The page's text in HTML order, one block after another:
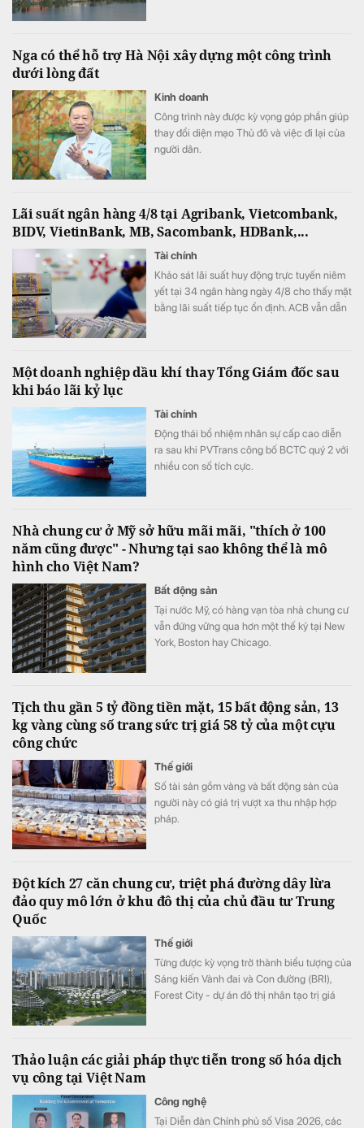
Nga có thể hỗ trợ Hà Nội xây dựng một công trình
dưới lòng đất
Kinh doanh
Công trình này được kỳ vọng góp phần giúp
thay đổi diện mạo Thủ đô và việc đi lại của
người dân.
Lãi suất ngân hàng 4/8 tại Agribank, Vietcombank,
BIDV, VietinBank, MB, Sacombank, HDBank,...
Tài chính
Khảo sát lãi suất huy động trực tuyến niêm
yết tại 34 ngân hàng ngày 4/8 cho thấy mặt
bằng lãi suất tiếp tục ổn định. ACB vẫn dẫn
Một doanh nghiệp dầu khí thay Tổng Giám đốc sau
khi báo lãi kỷ lục
Tài chính
Động thái bổ nhiệm nhân sự cấp cao diễn
ra sau khi PVTrans công bố BCTC quý 2 với
nhiều con số tích cực.
Nhà chung cư ở Mỹ sở hữu mãi mãi, "thích ở 100
năm cũng được" - Nhưng tại sao không thể là mô
hình cho Việt Nam?
Bất động sản
Tại nước Mỹ, có hàng vạn tòa nhà chung cư
vẫn đứng vững qua hơn một thế kỷ tại New
York, Boston hay Chicago.
Tịch thu gần 5 tỷ đồng tiền mặt, 15 bất động sản, 13
kg vàng cùng số trang sức trị giá 58 tỷ của một cựu
công chức
Thế giới
Số tài sản gồm vàng và bất động sản của
người này có giá trị vượt xa thu nhập hợp
pháp.
Đột kích 27 căn chung cư, triệt phá đường dây lừa
đảo quy mô lớn ở khu đô thị của chủ đầu tư Trung
Quốc
Thế giới
Từng được kỳ vọng trở thành biểu tượng của
Sáng kiến Vành đai và Con đường (BRI),
Forest City - dự án đô thị nhân tạo trị giá
Thảo luận các giải pháp thực tiễn trong số hóa dịch
vụ công tại Việt Nam
Công nghệ
Tại Diễn đàn Chính phủ số Visa 2026, các